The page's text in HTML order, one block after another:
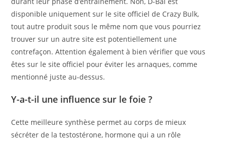
disponible uniquement sur le site officiel de Crazy Bulk,
tout autre produit sous le même nom que vous pourriez
trouver sur un autre site est potentiellement une
contrefaçon. Attention également à bien vérifier que vous
êtes sur le site officiel pour éviter les arnaques, comme
mentionné juste au-dessus.
Y-a-t-il une influence sur le foie ?
Cette meilleure synthèse permet au corps de mieux
sécréter de la testostérone, hormone qui a un rôle